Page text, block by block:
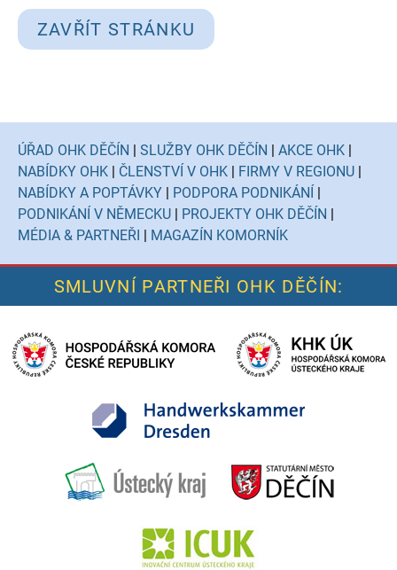
ZAVŘÍT STRÁNKU
ÚŘAD OHK DĚČÍN | SLUŽBY OHK DĚČÍN | AKCE OHK |
NABÍDKY OHK | ČLENSTVÍ V OHK | FIRMY V REGIONU |
NABÍDKY A POPTÁVKY | PODPORA PODNIKÁNÍ |
PODNIKÁNÍ V NĚMECKU | PROJEKTY OHK DĚČÍN |
MÉDIA & PARTNEŘI | MAGAZÍN KOMORNÍK
SMLUVNÍ PARTNEŘI OHK DĚČÍN: